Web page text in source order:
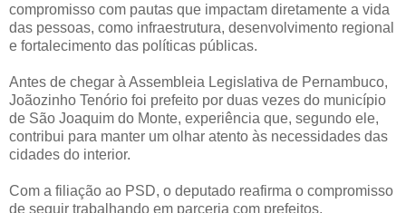
compromisso com pautas que impactam diretamente a vida
das pessoas, como infraestrutura, desenvolvimento regional
e fortalecimento das políticas públicas.
Antes de chegar à Assembleia Legislativa de Pernambuco,
Joãozinho Tenório foi prefeito por duas vezes do município
de São Joaquim do Monte, experiência que, segundo ele,
contribui para manter um olhar atento às necessidades das
cidades do interior.
Com a filiação ao PSD, o deputado reafirma o compromisso
de seguir trabalhando em parceria com prefeitos,